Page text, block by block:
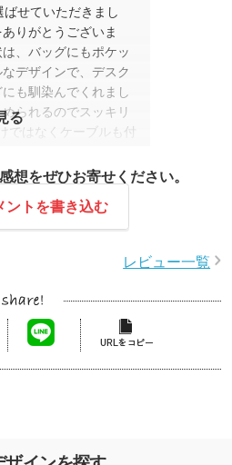
せていただきまし
りがとうございま
、バッグにもポケッ
デザインで、デスク
も馴染んでくれまし
られるのでスッキリ
ではなくケーブルも付
ト
ります。
運びやすさなど、実際
想をお寄せいただきあ
る
想をぜひお寄せください。
ントを書き込む
レビュー一覧